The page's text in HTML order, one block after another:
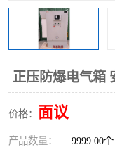
正压防爆电气箱
价格： 面议
产品数量： 9999.00个